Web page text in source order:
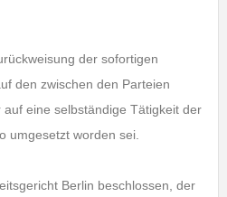
der sofortigen
den zwischen den Parteien
eine selbständige Tätigkeit der
umgesetzt worden sei.
Berlin beschlossen, der